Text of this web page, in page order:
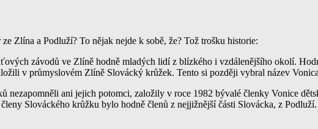
Zlína a Podluží? To nějak nejde k sobě, že? Tož trošku historie:
závodů ve Zlíně hodně mladých lidí z blízkého i vzdálenějšího okolí.
v průmyslovém Zlíně Slovácký krůžek. Tento si později vybral název
nezapomněli ani jejich potomci, založily v roce 1982 bývalé členky Vonice
Slováckého krůžku bylo hodně členů z nejjižnější části Slovácka, z